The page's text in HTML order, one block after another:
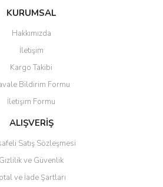
ilk yorumu siz yapın!
Yorum Yaz
veya görüntülenemiyor.
eksik bilgiler bulunuyor.
bulunuyor.
daha pahalı.
alternatifler olmalı.
KURUMSAL
Hakkımızda
İletişim
Kargo Takibi
Bildirim Formu
İletişim Formu
ALIŞVERİŞ
Satış Sözleşmesi
Gizlilik ve Güvenlik
ve İade Şartları